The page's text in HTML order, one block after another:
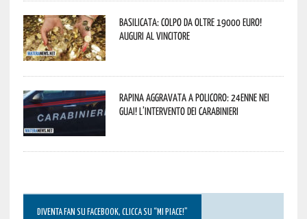
Basilicata: colpo da oltre 19000 Euro!
Auguri al vincitore
Rapina aggravata a Policoro: 24enne nei
guai! L’intervento dei Carabinieri
DIVENTA FAN SU FACEBOOK, CLICCA SU “MI PIACE!”